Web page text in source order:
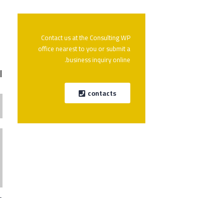
Contact us at the Consulting WP
office nearest to you or submit a
business inquiry online.
contacts